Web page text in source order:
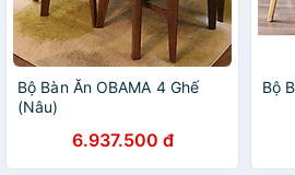
Bộ Bàn Ăn OBAMA 4 Ghế
(Nâu)
6.937.500 đ
Bộ